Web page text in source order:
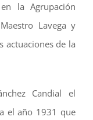
la Agrupación
Lavega y
actuaciones de la
Candial el
el año 1931 que